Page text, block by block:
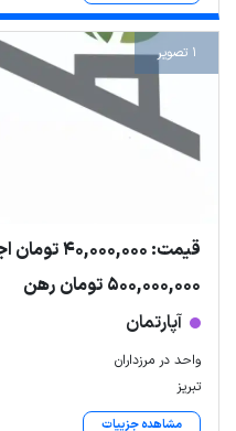
1 تصویر
قیمت: 40,000,000 تومان اجاره
500,000,000 تومان رهن
آپارتمان
واحد در مرزداران
تبریز
مشاهده جزییات